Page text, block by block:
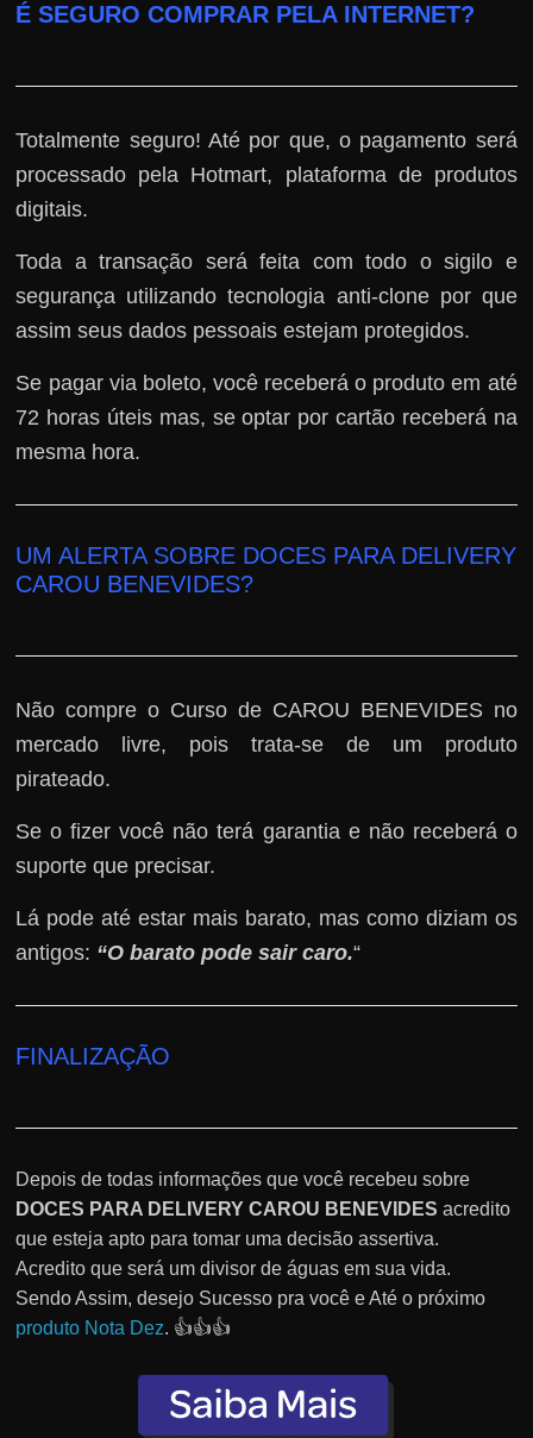
É SEGURO COMPRAR PELA INTERNET?
Totalmente seguro! Até por que, o pagamento será
processado pela Hotmart, plataforma de produtos
digitais.
Toda a transação será feita com todo o sigilo e
segurança utilizando tecnologia anti-clone por que
assim seus dados pessoais estejam protegidos.
Se pagar via boleto, você receberá o produto em até
72 horas úteis mas, se optar por cartão receberá na
mesma hora.
UM ALERTA SOBRE DOCES PARA DELIVERY
CAROU BENEVIDES?
Não compre o Curso de CAROU BENEVIDES no
mercado livre, pois trata-se de um produto
pirateado.
Se o fizer você não terá garantia e não receberá o
suporte que precisar.
Lá pode até estar mais barato, mas como diziam os
antigos: “O barato pode sair caro.“
FINALIZAÇÃO
Depois de todas informações que você recebeu sobre
DOCES PARA DELIVERY CAROU BENEVIDES acredito
que esteja apto para tomar uma decisão assertiva.
Acredito que será um divisor de águas em sua vida.
Sendo Assim, desejo Sucesso pra você e Até o próximo
produto Nota Dez. 👍👍👍